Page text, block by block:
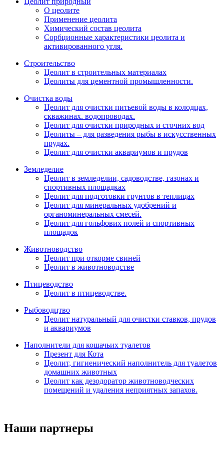
О цеолите
Применение цеолита
Химический состав цеолита
Сорбционные характеристики цеолита и
активированного угля.
Строительство
Цеолит в строительных материалах
Цеолиты для цементной промышленности.
Очистка воды
Цеолит для очистки питьевой воды в колодцах,
скважинах. водопроводах.
Цеолит для очистки природных и сточних вод
Цеолиты – для разведения рыбы в искусственных
прудах.
Цеолит для очистки аквариумов и прудов
Земледелие
Цеолит в земледелии, садоводстве, газонах и
спортивных площадках
Цеолит для подготовки грунтов в теплицах
Цеолит для минеральных удобрений и
органоминеральных смесей.
Цеолит для гольфових полей и спортивных
площадок
Животноводство
Цеолит при откорме свиней
Цеолит в животноводстве
Птицеводство
Цеолит в птицеводстве.
Рыбоводцтво
Цеолит натуральный для очистки ставков, прудов
и аквариумов
Наполнители для кошачьих туалетов
Презент для Кота
Цеолит, гигиенический наполнитель для туалетов
домашних животных
Цеолит как дезодоратор животноводческих
помещений и удаления неприятных запахов.
Наши партнеры